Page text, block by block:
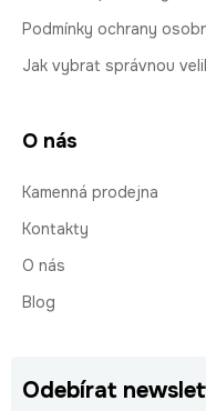
Podmínky ochrany
Jak vybrat správnou
O nás
Kamenná prodejna
Kontakty
O nás
Blog
Odebírat